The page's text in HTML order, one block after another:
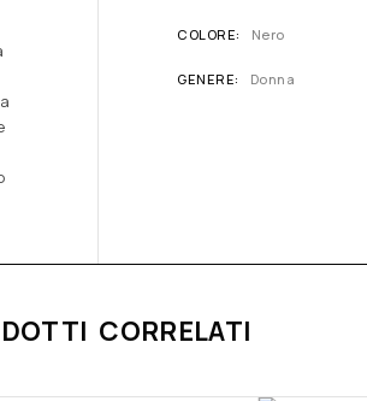
COLORE Nero
GENERE Donna
CORRELATI